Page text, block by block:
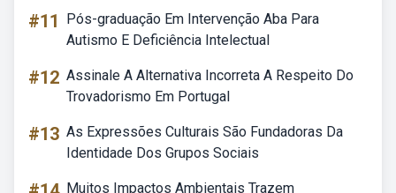
#11
Pós-graduação Em Intervenção Aba Para
Autismo E Deficiência Intelectual
#12 Assinale A Alternativa Incorreta A Respeito Do
Trovadorismo Em Portugal
#13 As Expressões Culturais São Fundadoras Da
Identidade Dos Grupos Sociais
Muitos Impactos Ambientais Trazem